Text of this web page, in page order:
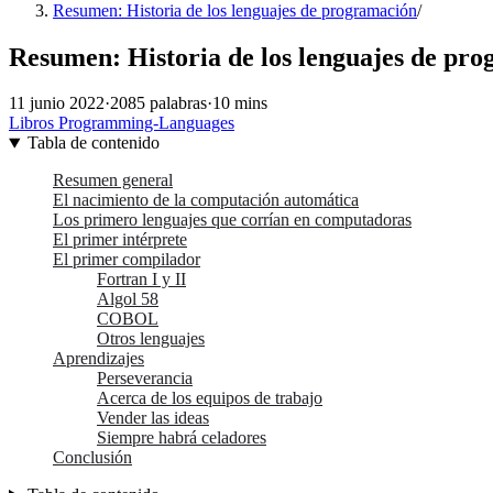
Resumen: Historia de los lenguajes de programación/
Resumen: Historia de los lenguajes de
11 junio 2022·2085 palabras·10 mins
Libros Programming-Languages
Tabla de contenido
Resumen general
El nacimiento de la computación automática
Los primero lenguajes que corrían en computadoras
El primer intérprete
El primer compilador
Fortran I y II
Algol 58
COBOL
Otros lenguajes
Aprendizajes
Perseverancia
Acerca de los equipos de trabajo
Vender las ideas
Siempre habrá celadores
Conclusión